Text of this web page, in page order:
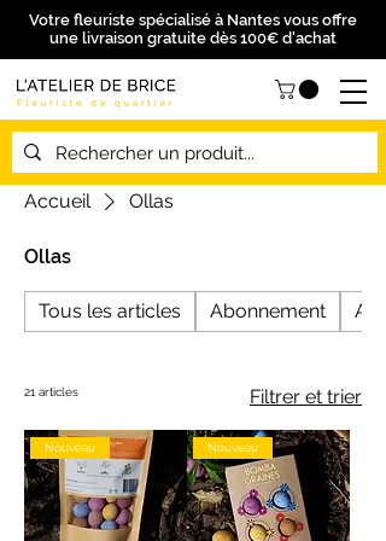
Votre fleuriste spécialisé à Nantes vous offre
une livraison gratuite dès 100€ d'achat
Accueil Ollas
Ollas
Tous les articles Abonnement
21 articles Filtrer et trier
Nouveau Nouveau